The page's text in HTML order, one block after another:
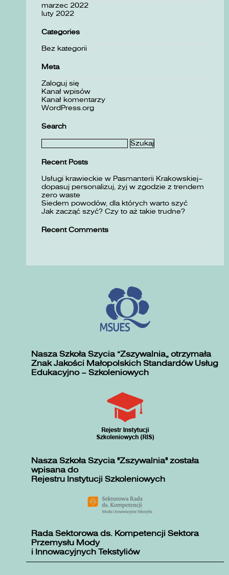
marzec 2022
luty 2022
Categories
Bez kategorii
Meta
Zaloguj się
Kanał wpisów
Kanał komentarzy
WordPress.org
Search
Szukaj:
Recent Posts
Usługi krawieckie w Pasmanterii Krakowskiej–
dopasuj personalizuj, żyj w zgodzie z trendem
zero waste
Siedem powodów, dla których warto szyć
Jak zacząć szyć? Czy to aż takie trudne?
Recent Comments
Nasza Szkoła Szycia „Zszywalnia” otrzymała
Znak Jakości Małopolskich Standardów Usług
Edukacyjno – Szkoleniowych
Nasza Szkoła Szycia "Zszywalnia" została
wpisana do
Rejestru Instytucji Szkoleniowych
Rada Sektorowa ds. Kompetencji Sektora
Przemysłu Mody
i Innowacyjnych Tekstyliów